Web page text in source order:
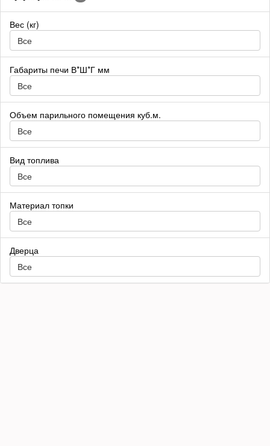
Вес (кг)
Все
Габариты печи В*Ш*Г мм
Все
Объем парильного помещения куб.м.
Все
Вид топлива
Все
Материал топки
Все
Дверца
Все